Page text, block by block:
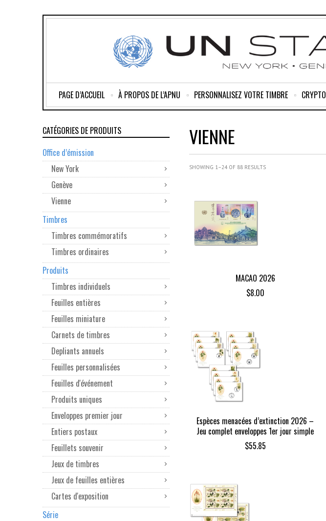
PAGE D’ACCUEIL À PROPOS DE L’APNU PERSONNALISEZ VOTRE TIMBRE CRYPTO
VIENNE
SHOWING 1–24 OF 88 RESULTS
MACAO 2026
$8.00
Espèces menacées d’extinction 2026 –
Jeu complet enveloppes 1er jour simple
$55.85
CATÉGORIES DE PRODUITS
Office d’émission
New York
Genève
Vienne
Timbres
Timbres commémoratifs
Timbres ordinaires
Produits
Timbres individuels
Feuilles entières
Feuilles miniature
Carnets de timbres
Depliants annuels
Feuilles personnalisées
Feuilles d'événement
Produits uniques
Enveloppes premier jour
Entiers postaux
Feuillets souvenir
Jeux de timbres
Jeux de feuilles entières
Cartes d'exposition
Série